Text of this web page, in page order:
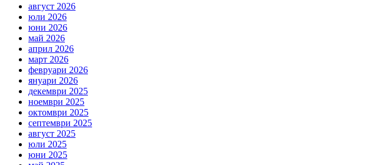
август 2026
юли 2026
юни 2026
май 2026
април 2026
март 2026
февруари 2026
януари 2026
декември 2025
ноември 2025
октомври 2025
септември 2025
август 2025
юли 2025
юни 2025